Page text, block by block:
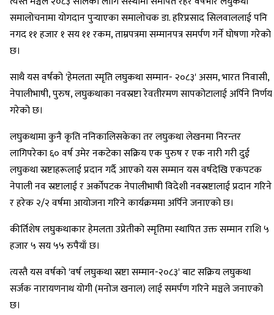
समालोचनामा योगदान पुर्‍याएका समालोचक डा. हरिप्रसाद सिलवाललाई पनि
नगद ११ हजार १ सय ११ रकम, ताम्रपत्रमा सम्मानपत्र समर्पण गर्ने घोषणा गरेको
छ।
साथै यस वर्षको 'हेमलता स्मृति लघुकथा सम्मान- २०८३' असम, भारत निवासी,
नेपालीभाषी, पुरुष, लघुकथाका नवस्रष्टा रेवतीरमण सापकोटालाई अर्पिने निर्णय
गरेको छ।
लघुकथामा कुनै कृति ननिकालिसकेका तर लघुकथा लेखनमा निरन्तर
लागिपरेका ६० वर्ष उमेर नकटेका सक्रिय एक पुरुष र एक नारी गरी दुई
लघुकथा स्रष्टाहरूलाई प्रदान गर्दै आएको यस सम्मान यस वर्षदेखि एकपटक
नेपाली नव स्रष्टालाई र अर्कोपटक नेपालीभाषी विदेशी नवस्रष्टालाई प्रदान गरिने
र हरेक २/२ वर्षमा आयोजना गरिने कार्यक्रममा अर्पिने जनाएको छ।
कीर्तिशेष लघुकथाकार हेमलता उप्रेतीको स्मृतिमा स्थापित उक्त सम्मान राशि ५
हजार ५ सय ५५ रुपैयाँ छ।
त्यस्तै यस वर्षको 'वर्ष लघुकथा स्रष्टा सम्मान-२०८३' बाट सक्रिय लघुकथा
सर्जक नारायणनाथ योगी (मनोज खनाल) लाई समर्पण गरिने मञ्चले जनाएको
छ।